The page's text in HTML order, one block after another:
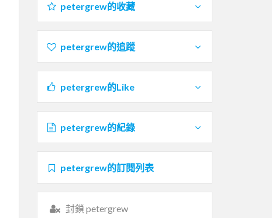
petergrew的收藏
petergrew的追蹤
petergrew的Like
petergrew的紀錄
petergrew的訂閱列表
封鎖 petergrew